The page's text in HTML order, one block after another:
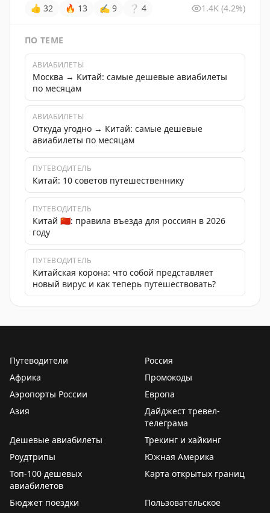
👍 32 🔥 13 ✍ 9 ❔ 4 1.4K (4.2%)
ПО ТЕМЕ
АВИАБИЛЕТЫ
Москва → Китай: самые дешевые авиабилеты
по месяцам
АВИАБИЛЕТЫ
Откуда угодно → Китай: самые дешевые
авиабилеты по месяцам
ПУТЕВОДИТЕЛЬ
Китай: 10 советов путешественнику
ПУТЕВОДИТЕЛЬ
Китай 🇨🇳: правила въезда для россиян в 2026
году
ПУТЕВОДИТЕЛЬ
Китайская корона: что собой представляет
новый вирус и как теперь путешествовать?
Путеводители
Россия
Африка
Промокоды
Аэропорты России
Европа
Азия
Дайджест тревел-
телеграма
Дешевые авиабилеты
Трекинг и хайкинг
Роудтрипы
Южная Америка
Топ-100 дешевых
авиабилетов
Карта открытых границ
Бюджет поездки
Пользовательское